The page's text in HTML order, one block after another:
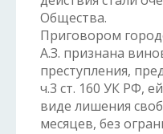
Общества.
Приговором
А.З. признана
преступления,
ч.3 ст. 160 УК РФ,
виде лишения
месяцев, без